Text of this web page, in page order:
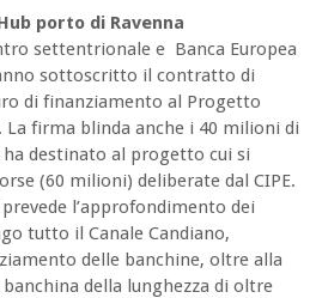
porto di Ravenna
settentrionale e Banca Europea
sottoscritto il contratto di
di finanziamento al Progetto
La firma blinda anche i 40 milioni di
ha destinato al progetto cui si
(60 milioni) deliberate dal CIPE.
l’approfondimento dei
tutto il Canale Candiano,
delle banchine, oltre alla
della lunghezza di oltre